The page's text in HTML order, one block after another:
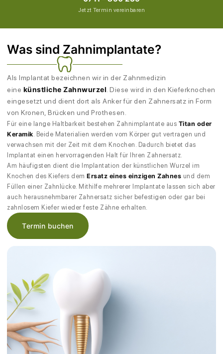
Jetzt Termin vereinbaren
Was sind Zahnimplantate?
Als Implantat bezeichnen wir in der Zahnmedizin
eine künstliche Zahnwurzel. Diese wird in den Kieferknochen
eingesetzt und dient dort als Anker für den Zahnersatz in Form
von Kronen, Brücken und Prothesen.
Für eine lange Haltbarkeit bestehen Zahnimplantate aus Titan oder
Keramik. Beide Materialien werden vom Körper gut vertragen und
verwachsen mit der Zeit mit dem Knochen. Dadurch bietet das
Implantat einen hervorragenden Halt für Ihren Zahnersatz.
Am häufigsten dient die Implantation der künstlichen Wurzel im
Knochen des Kiefers dem Ersatz eines einzigen Zahnes und dem
Füllen einer Zahnlücke. Mithilfe mehrerer Implantate lassen sich aber
auch herausnehmbarer Zahnersatz sicher befestigen oder gar bei
zahnlosem Kiefer wieder feste Zähne erhalten.
Termin buchen